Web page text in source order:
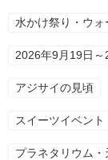
水かけ祭り・ウォ
2026年9月19日～
アジサイの見頃
スイーツイベント
プラネタリウム・